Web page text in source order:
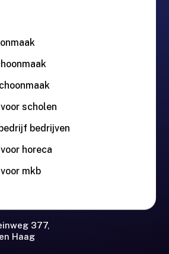
scholen
bedrijven
horeca
mkb
377,
Haag